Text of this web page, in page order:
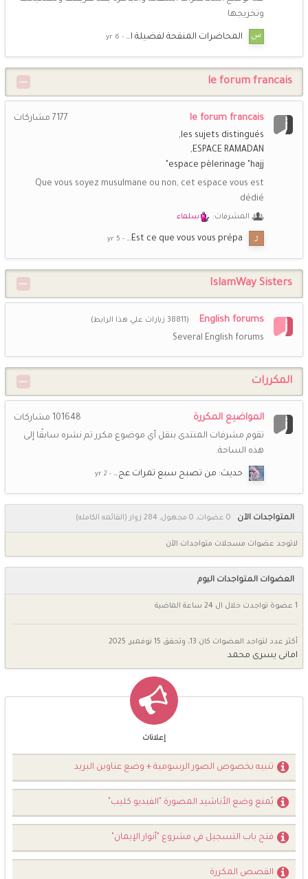
وتخريجها
المحاضرات المنقحة لفضيلة ا…
le forum francais
le forum francais
les sujets distingués
ESPACE RAMADAN
espace pèlerinage "hajj"
Que vous soyez musulmane ou non, cet espace vous est
dédié
المشرفات: سلماء
7177 مشاركات
Est ce que vous vous prépa…
IslamWay Sisters
English forums (38811 زيارات علي هذا الرابط)
Several English forums
المكررات
المواضيع المكررة
تقوم مشرفات المنتدى بنقل أي موضوع مكرر تم نشره سابقًا إلى
هذه الساحة.
101648 مشاركات
حديث: من تصبح سبع تمرات عج…
المتواجدات الآن 0 عضوات, 0 مجهول, 284 زوار (القائمه الكامله)
لاتوجد عضوات مسجلات متواجدات الآن
العضوات المتواجدات اليوم
1 عضوة تواجدت خلال ال 24 ساعة الماضية
أكثر عدد لتواجد العضوات كان 13، وتحقق 15 نوفمبر, 2025
امانى يسرى محمد
إعلانات
تنبيه بخصوص الصور الرسومية + وضع عناوين البريد
يُمنع وضع الأناشيد المصورة "الفيديو كليب"
فتح باب التسجيل في مشروع "أنوار الإيمان"
القصص المكررة